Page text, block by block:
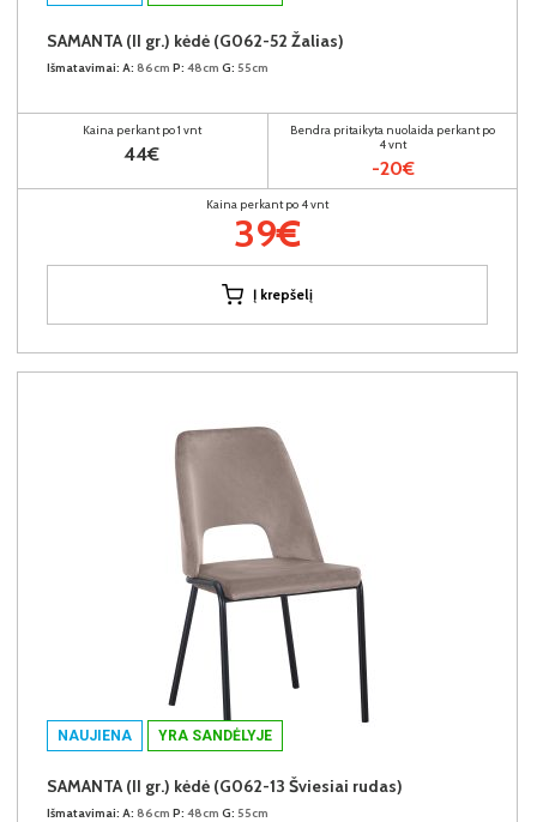
SAMANTA (II gr.) kėdė (G062-52 Žalias)
Išmatavimai: A: 86cm P: 48cm G: 55cm
Kaina perkant po 1 vnt
44€
Bendra pritaikyta nuolaida perkant po
4 vnt
-20€
Kaina perkant po 4 vnt
39€
Į krepšelį
NAUJIENA YRA SANDĖLYJE
SAMANTA (II gr.) kėdė (G062-13 Šviesiai rudas)
Išmatavimai: A: 86cm P: 48cm G: 55cm